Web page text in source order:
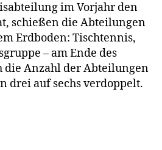
im Vorjahr den
schießen die Abteilungen
Erdboden: Tischtennis,
– am Ende des
die Anzahl der Abteilungen
drei auf sechs verdoppelt.